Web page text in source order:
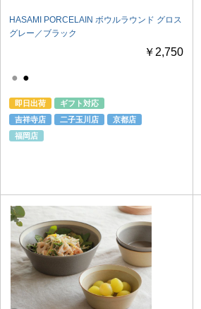
HASAMI PORCELAIN ボウルラウンド グロス
グレー／ブラック
￥2,750
● ●
即日出荷
ギフト対応
吉祥寺店
二子玉川店
京都店
福岡店